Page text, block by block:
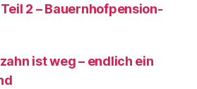
2 – Bauernhofpension-
ist weg – endlich ein